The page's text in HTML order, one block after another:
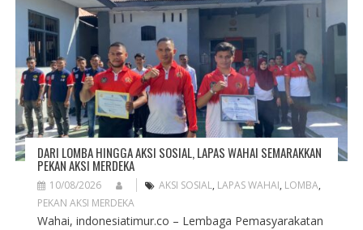
DARI LOMBA HINGGA AKSI SOSIAL, LAPAS WAHAI SEMARAKKAN
PEKAN AKSI MERDEKA
10/08/2026 AKSI SOSIAL, LAPAS WAHAI, LOMBA,
PEKAN AKSI MERDEKA
Wahai, indonesiatimur.co – Lembaga Pemasyarakatan